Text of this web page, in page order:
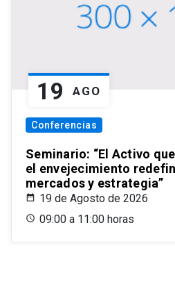
19 AGO
Conferencias
Seminario: “El Activo
el envejecimiento
mercados y estrategia”
19 de Agosto de 2026
09:00 a 11:00 horas